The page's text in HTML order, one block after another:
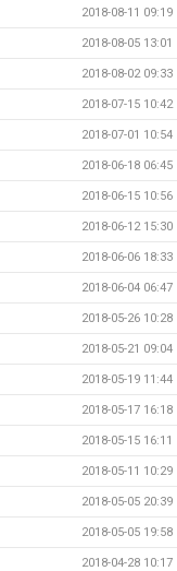
2018-08-11 09:19
2018-08-05 13:01
2018-08-02 09:33
2018-07-15 10:42
2018-07-01 10:54
2018-06-18 06:45
2018-06-15 10:56
2018-06-12 15:30
2018-06-06 18:33
2018-06-04 06:47
2018-05-26 10:28
2018-05-21 09:04
2018-05-19 11:44
2018-05-17 16:18
2018-05-15 16:11
2018-05-11 10:29
2018-05-05 20:39
2018-05-05 19:58
2018-04-28 10:17